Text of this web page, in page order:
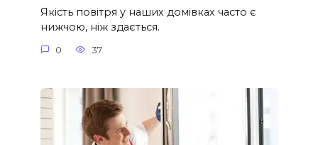
Якість повітря у наших домівках часто є
нижчою, ніж здається.
0 37